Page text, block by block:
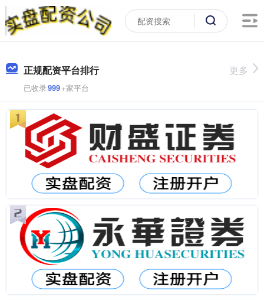
正规配资平台排行
已收录999+家平台
更多